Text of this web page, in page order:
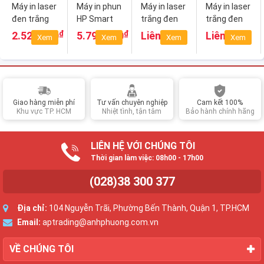
Máy in laser
đen trắng
HP 108A
4ZB79A
2.529.000₫
Xem
Máy in phun
HP Smart
Tank 720
6UU46A
5.790.000₫
Xem
Máy in laser
trắng đen
đa năng HP
MFP 136a
Liên hệ
Xem
Máy in laser
trắng đen
đa năng HP
MFP 136w
Liên hệ
Xem
Giao hàng miễn phí
Khu vực TP. HCM
Tư vấn chuyên nghiệp
Nhiệt tình, tận tâm
Cam kết 100%
Bảo hành chính hãng
LIÊN HỆ VỚI CHÚNG TÔI
Thời gian làm việc: 08h00 - 17h00
(028)38 300 377
Địa chỉ: 104 Nguyễn Trãi, Phường Bến Thành, Quận 1, TP.HCM
Email: aptrading@anhphuong.com.vn
VỀ CHÚNG TÔI